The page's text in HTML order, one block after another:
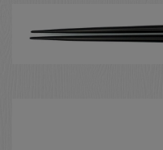
銀座夏野・箸長について